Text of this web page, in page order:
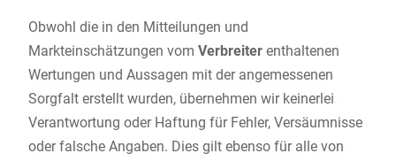
Obwohl die in den Mitteilungen und
Markteinschätzungen vom Verbreiterenthaltenen
Wertungen und Aussagen mit der angemessenen
Sorgfalt erstellt wurden, übernehmen wir keinerlei
Verantwortung oder Haftung für Fehler, Versäumnisse
oder falsche Angaben. Dies gilt ebenso für alle von